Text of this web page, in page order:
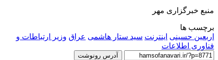
منبع خبرگزاری مهر
برچسب ها
اربعین حسینی اینترنت سید ستار هاشمی عراق وزیر ارتباطات و
فناوری اطلاعات
آدرس رونوشت